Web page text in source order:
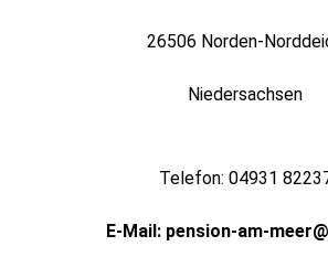
26506 Norden-
Niedersachsen
Telefon: 04931
E-Mail: pension-am-